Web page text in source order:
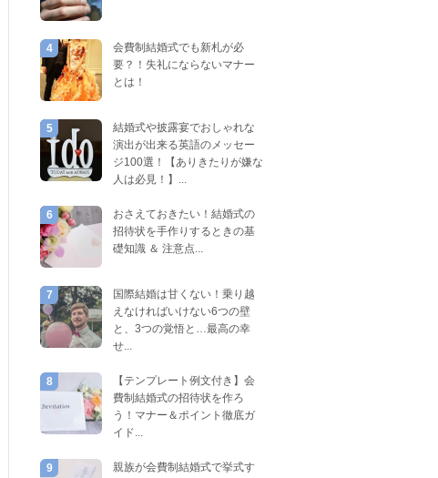
4
会費制結婚式でも新札が必
要？！失礼にならないマナー
とは！
5
結婚式や披露宴でおしゃれな
演出が出来る英語のメッセー
ジ100選！【ありきたりが嫌な
人は必見！】...
6
おさえておきたい！結婚式の
招待状を手作りするときの基
礎知識 ＆ 注意点...
7
国際結婚は甘くない！乗り越
えなければいけない6つの壁
と、3つの覚悟と…最高の幸
せ...
8
【テンプレート例文付き】会
費制結婚式の招待状を作ろ
う！マナー＆ポイント徹底ガ
イド...
9
親族が会費制結婚式で挙式す